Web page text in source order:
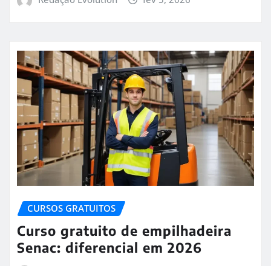
CURSOS GRATUITOS
Curso gratuito de empilhadeira
Senac: diferencial em 2026